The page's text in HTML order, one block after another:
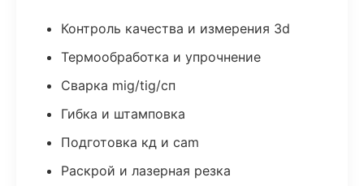
Контроль качества и измерения 3d
Термообработка и упрочнение
Сварка mig/tig/сп
Гибка и штамповка
Подготовка кд и cam
Раскрой и лазерная резка